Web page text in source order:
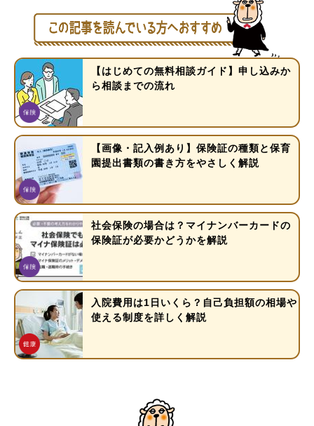
【はじめての無料相談ガイド】申し込みか
ら相談までの流れ
【画像・記入例あり】保険証の種類と保育
園提出書類の書き方をやさしく解説
社会保険の場合は？マイナンバーカードの
保険証が必要かどうかを解説
入院費用は1日いくら？自己負担額の相場や
使える制度を詳しく解説